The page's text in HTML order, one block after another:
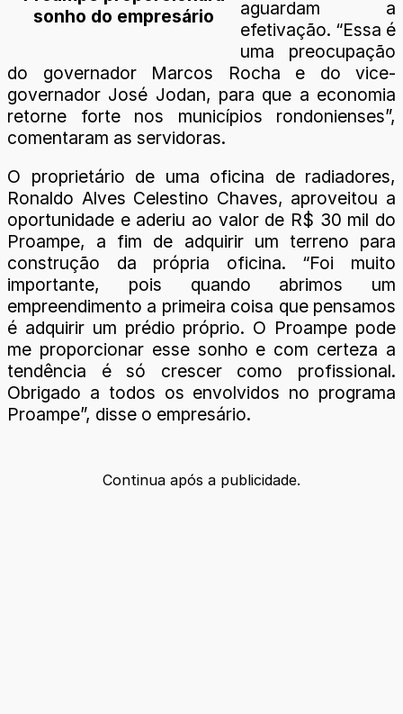
sonho do empresário
aguardam a
efetivação. “Essa é
uma preocupação
do governador Marcos Rocha e do vice-
governador José Jodan, para que a economia
retorne forte nos municípios rondonienses”,
comentaram as servidoras.
O proprietário de uma oficina de radiadores,
Ronaldo Alves Celestino Chaves, aproveitou a
oportunidade e aderiu ao valor de R$ 30 mil do
Proampe, a fim de adquirir um terreno para
construção da própria oficina. “Foi muito
importante, pois quando abrimos um
empreendimento a primeira coisa que pensamos
é adquirir um prédio próprio. O Proampe pode
me proporcionar esse sonho e com certeza a
tendência é só crescer como profissional.
Obrigado a todos os envolvidos no programa
Proampe”, disse o empresário.
Continua após a publicidade.